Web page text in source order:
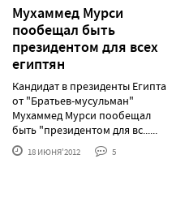
Мухаммед Мурси
пообещал быть
президентом для всех
египтян
Кандидат в президенты Египта
от "Братьев-мусульман"
Мухаммед Мурси пообещал
быть "президентом для вс......
18 ИЮНЯ'2012 5